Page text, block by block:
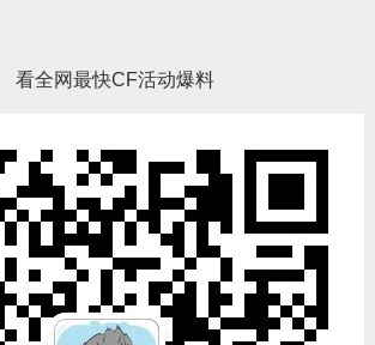
看全网最快CF活动爆料